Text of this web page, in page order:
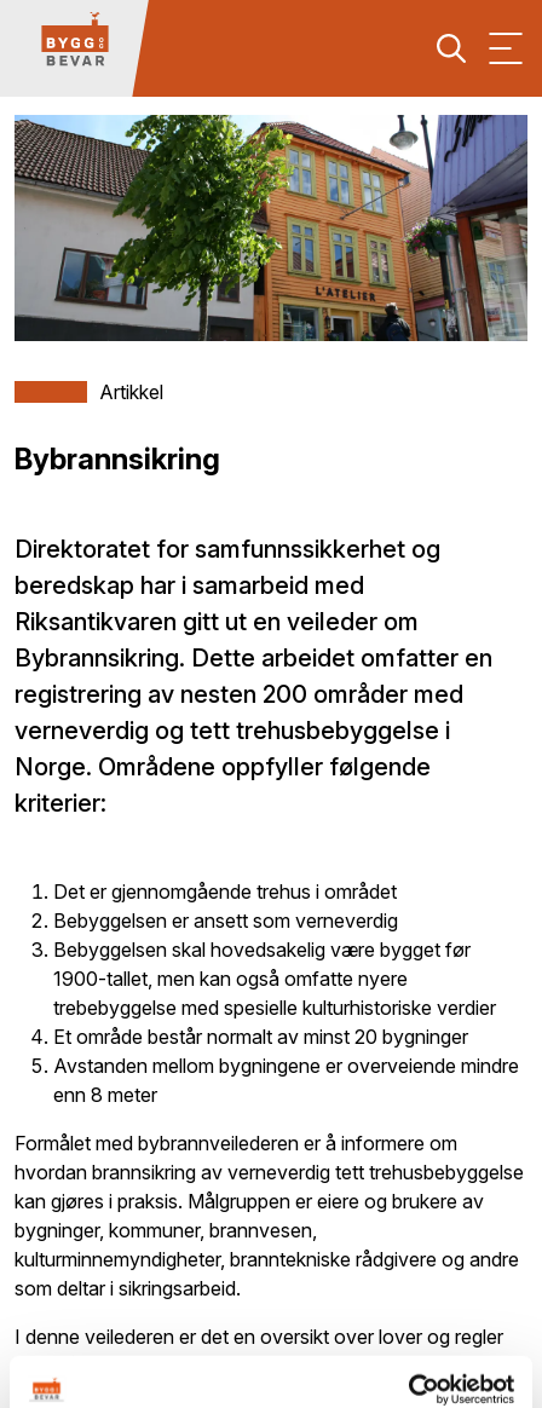
Artikkel
Bybrannsikring
Direktoratet for samfunnssikkerhet og
beredskap har i samarbeid med
Riksantikvaren gitt ut en veileder om
Bybrannsikring. Dette arbeidet omfatter en
registrering av nesten 200 områder med
verneverdig og tett trehusbebyggelse i
Norge. Områdene oppfyller følgende
kriterier:
Det er gjennomgående trehus i området
Bebyggelsen er ansett som verneverdig
Bebyggelsen skal hovedsakelig være bygget før
1900-tallet, men kan også omfatte nyere
trebebyggelse med spesielle kulturhistoriske verdier
Et område består normalt av minst 20 bygninger
Avstanden mellom bygningene er overveiende mindre
enn 8 meter
Formålet med bybrannveilederen er å informere om
hvordan brannsikring av verneverdig tett trehusbebyggelse
kan gjøres i praksis. Målgruppen er eiere og brukere av
bygninger, kommuner, brannvesen,
kulturminnemyndigheter, branntekniske rådgivere og andre
som deltar i sikringsarbeid.
I denne veilederen er det en oversikt over lover og regler
verneverdig tett trehusbebyggelse er en spesiell utfordring,